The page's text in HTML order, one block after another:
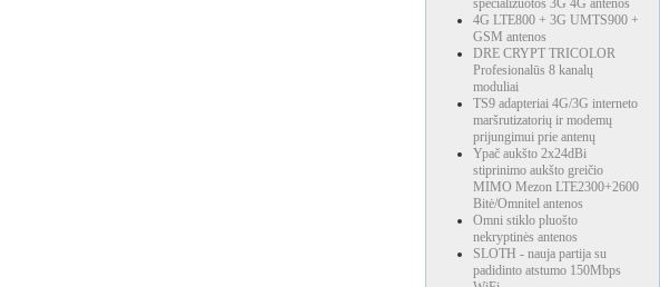
specializuotos 3G 4G antenos
4G LTE800 + 3G UMTS900 +
GSM antenos
DRE CRYPT TRICOLOR
Profesionalūs 8 kanalų
moduliai
TS9 adapteriai 4G/3G interneto
maršrutizatorių ir modemų
prijungimui prie antenų
Ypač aukšto 2x24dBi
stiprinimo aukšto greičio
MIMO Mezon LTE2300+2600
Bitė/Omnitel antenos
Omni stiklo pluošto
nekryptinės antenos
SLOTH - nauja partija su
padidinto atstumo 150Mbps